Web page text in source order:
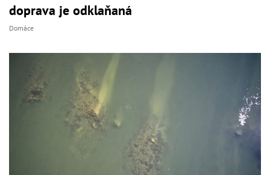
doprava je odklaňaná
Domáce